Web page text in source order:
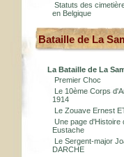
Statuts des
en Belgique
Bataille de La
La Bataille de La
Premier Choc
Le 10ème Corps
1914
Le Zouave Ernest
Une page d'Histoire
Eustache
Le Sergent-major
DARCHE